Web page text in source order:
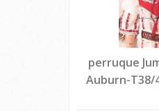
perruque
Auburn-T38/